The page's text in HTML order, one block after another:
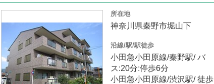
所在地
神奈川県秦野市堀山下
沿線/駅/駅徒歩
小田急小田原線/秦野駅/ バ
ス:20分:停歩6分
小田急小田原線/渋沢駅/ 徒歩